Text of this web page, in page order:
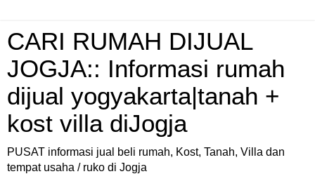
CARI RUMAH DIJUAL
JOGJA:: Informasi rumah
dijual yogyakarta|tanah +
kost villa diJogja
PUSAT informasi jual beli rumah, Kost, Tanah, Villa dan
tempat usaha / ruko di Jogja